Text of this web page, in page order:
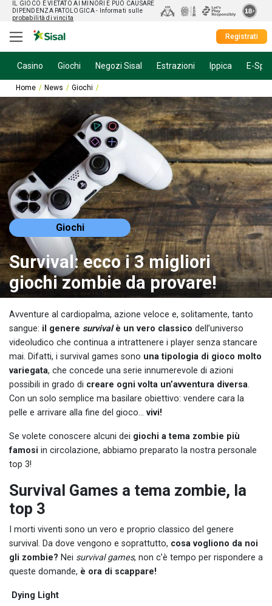
IL GIOCO È VIETATO AI MINORI E PUÒ CAUSARE
DIPENDENZA PATOLOGICA - Informati sulle
probabilità di vincita
Registrati
Casino Giochi Negozi Sisal Estrazioni Ippica E-
Home News Giochi
Giochi
Survival: ecco i 3 migliori
giochi zombie da provare!
Avventure al cardiopalma, azione veloce e, solitamente, tanto
sangue: il genere survivalè un vero classico dell’universo
videoludico che continua a intrattenere i player senza stancare
mai. Difatti, i survival games sono una tipologia di gioco molto
variegata, che concede una serie innumerevole di azioni
possibili in grado di creare ogni volta un’avventura diversa.
Con un solo semplice ma basilare obiettivo: vendere cara la
pelle e arrivare alla fine del gioco… vivi!
Se volete conoscere alcuni dei giochi a tema zombie più
famosi in circolazione, abbiamo preparato la nostra personale
top 3!
Survival Games a tema zombie, la
top 3
I morti viventi sono un vero e proprio classico del genere
survival. Da dove vengono e soprattutto, cosa vogliono da noi
gli zombie? Nei survival games, non c’è tempo per rispondere a
queste domande, è ora di scappare!
Dying Light